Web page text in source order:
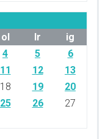
ol lr
ig
4 5
6
11 12
13
18 19
20
25 26
27